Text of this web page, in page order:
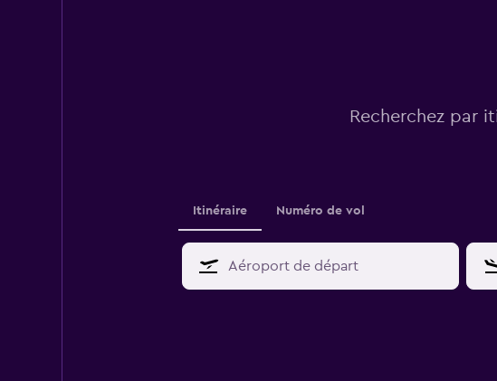
Recherchez par
Itinéraire Numéro de vol